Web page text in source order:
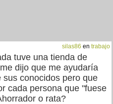
silas86 en trabajo
tuve una tienda de
dijo que me ayudaría
conocidos pero que
cada persona que "fuese
o rata?